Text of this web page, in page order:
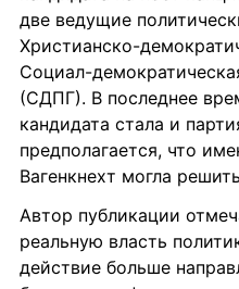
две ведущие
Христианско-
Социал-
(СДПГ). В последнее
кандидата стала и
предполагается, что
Вагенкнехт могла
Автор публикации
реальную власть
действие больше